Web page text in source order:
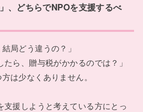
、どちらでNPOを支援するべ
局どう違うの？」
たら、贈与税がかかるのでは？」
は少なくありません。
援しようと考えている方にとっ